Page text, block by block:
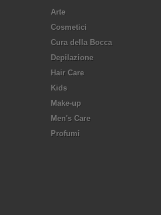
Arte
Cosmetici
Cura della Bocca
Depilazione
Hair Care
Kids
Make-up
Men's Care
Profumi